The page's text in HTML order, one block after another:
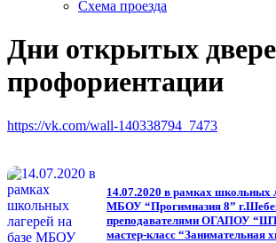
Схема проезда
Дни открытых
профориентации
https://vk.com/wall-140338794_7473
14.07.2020 в рамках школьных
МБОУ “Прогимназия 8”
преподавателями ОГАПОУ
мастер-класс “Занимательная